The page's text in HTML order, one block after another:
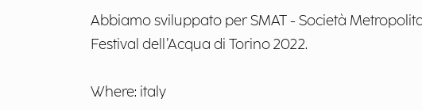
Abbiamo sviluppato per SMAT - Società
Festival dell’Acqua di Torino 2022.
Where: italy